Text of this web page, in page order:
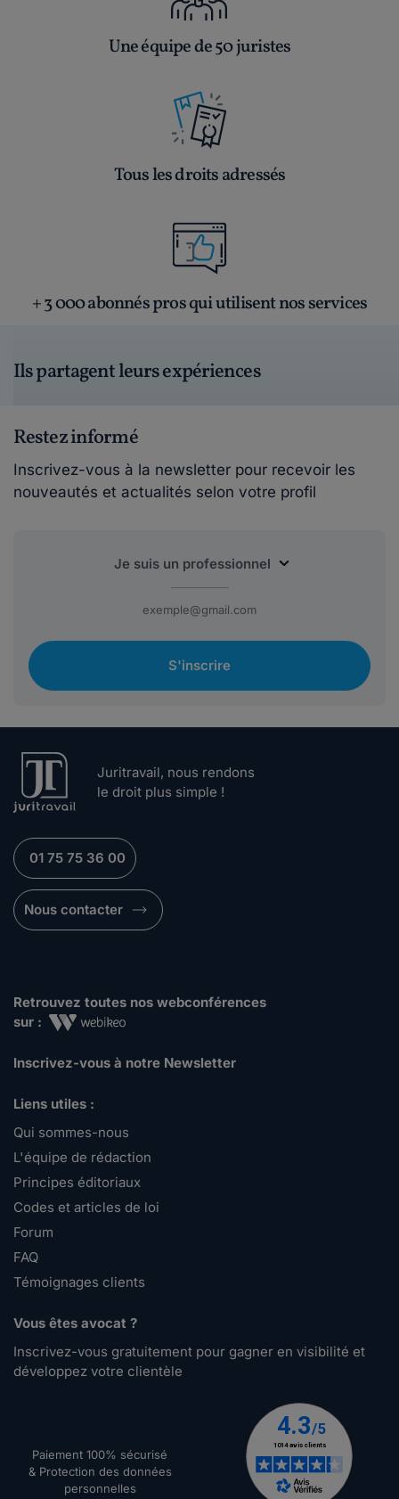
Une équipe de 50 juristes
Tous les droits adressés
+ 3 000 abonnés pros qui utilisent nos services
Ils partagent leurs expériences
Restez informé
Inscrivez-vous à la newsletter pour recevoir les
nouveautés et actualités selon votre profil
S'inscrire
Juritravail, nous rendons
le droit plus simple !
01 75 75 36 00
Nous contacter
Retrouvez toutes nos webconférences
sur :
Inscrivez-vous à notre Newsletter
Liens utiles :
Qui sommes-nous
L'équipe de rédaction
Principes éditoriaux
Codes et articles de loi
Forum
FAQ
Témoignages clients
Vous êtes avocat ?
Inscrivez-vous gratuitement pour gagner en visibilité et
développez votre clientèle
Paiement 100% sécurisé
& Protection des données
personnelles